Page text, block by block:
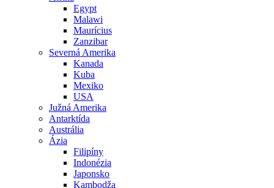
Egypt
Malawi
Maurícius
Zanzibar
Severná Amerika
Kanada
Kuba
Mexiko
USA
Južná Amerika
Antarktída
Austrália
Ázia
Filipíny
Indonézia
Japonsko
Kambodža